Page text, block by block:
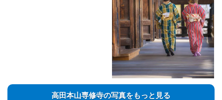
高田本山専修寺の写真をもっと見る